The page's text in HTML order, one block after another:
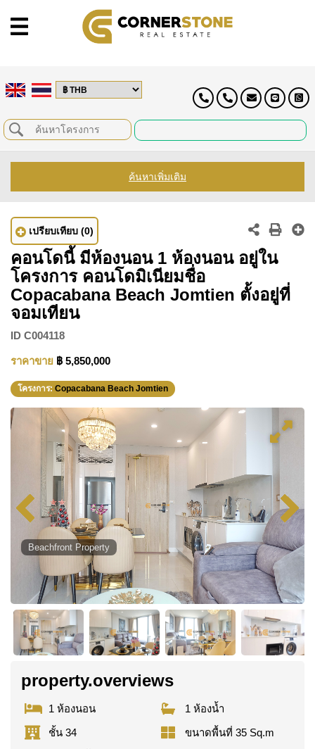
ค้นหาเพิ่มเติม
เปรียบเทียบ (0)
คอนโดนี้ มีห้องนอน 1 ห้องนอน อยู่ใน
โครงการ คอนโดมิเนียมชื่อ
Copacabana Beach Jomtien ตั้งอยู่ที่
จอมเทียน
ID C004118
ราคาขาย ฿ 5,850,000
โครงการ: Copacabana Beach Jomtien
Beachfront Property
property.overviews
1 ห้องนอน
1 ห้องน้ำ
ชั้น 34
ขนาดพื้นที่ 35 Sq.m